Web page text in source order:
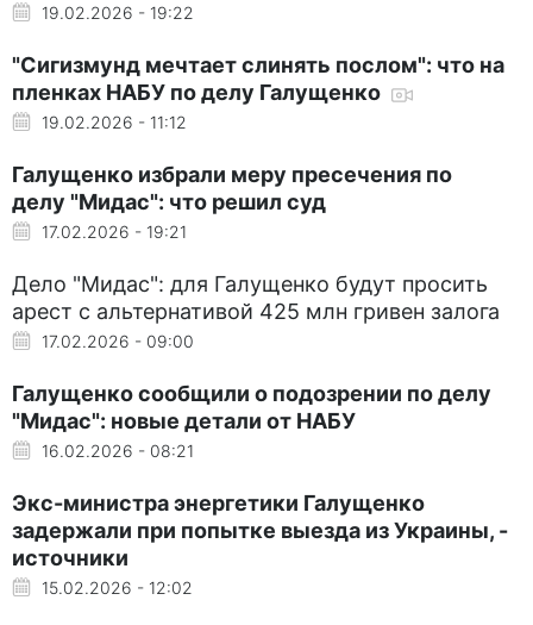
19.02.2026 - 19:22
"Сигизмунд мечтает слинять послом": что на
пленках НАБУ по делу Галущенко
19.02.2026 - 11:12
Галущенко избрали меру пресечения по
делу "Мидас": что решил суд
17.02.2026 - 19:21
Дело "Мидас": для Галущенко будут просить
арест с альтернативой 425 млн гривен залога
17.02.2026 - 09:00
Галущенко сообщили о подозрении по делу
"Мидас": новые детали от НАБУ
16.02.2026 - 08:21
Экс-министра энергетики Галущенко
задержали при попытке выезда из Украины, -
источники
15.02.2026 - 12:02